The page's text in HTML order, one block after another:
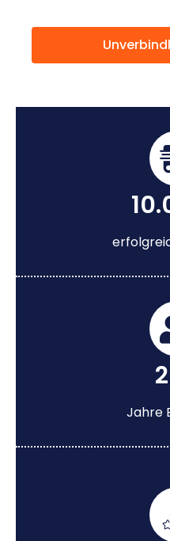
Jahre